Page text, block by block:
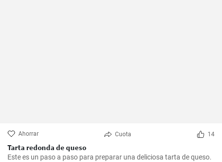
Ahorrar Cuota 14
Tarta redonda de queso
Este es un paso a paso para preparar una deliciosa tarta de queso.